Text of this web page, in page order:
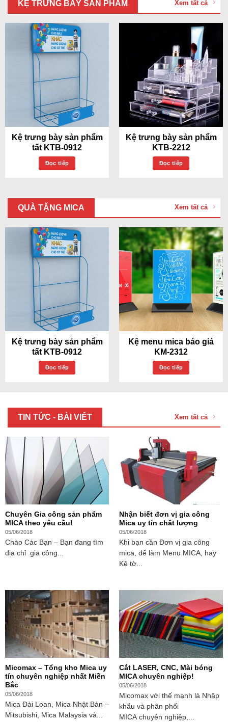
KỆ TRƯNG BÀY SẢN PHẨM Xem tất cả
Kệ trưng bày sản phẩm
tất KTB-0912
Đọc tiếp
Kệ trưng bày sản phẩm
KTB-2212
Đọc tiếp
QUÀ TẶNG MICA Xem tất cả
Kệ trưng bày sản phẩm
tất KTB-0912
Đọc tiếp
Kệ menu mica báo giá
KM-2312
Đọc tiếp
TIN TỨC - BÀI VIẾT Xem tất cả
Chuyên Gia công sản phẩm
MICA theo yêu cầu!
05/06/2018
Chào Các Bạn – Bạn đang tìm
địa chỉ gia công...
Nhận biết đơn vị gia công
Mica uy tín chất lượng
05/06/2018
Khi bạn cần Đơn vị gia công
mica, để làm Menu MICA, hay
Kệ tờ...
Micomax – Tổng kho Mica uy
tín chuyên nghiệp nhất Miền
Bắc
05/06/2018
Mica Đài Loan, Mica Nhật Bản –
Mitsubishi, Mica Malaysia và...
Cắt LASER, CNC, Mài bóng
MICA chuyên nghiệp!
05/06/2018
Micomax với thế mạnh là Nhập
khẩu và phân phối
MICA chuyên nghiệp,...